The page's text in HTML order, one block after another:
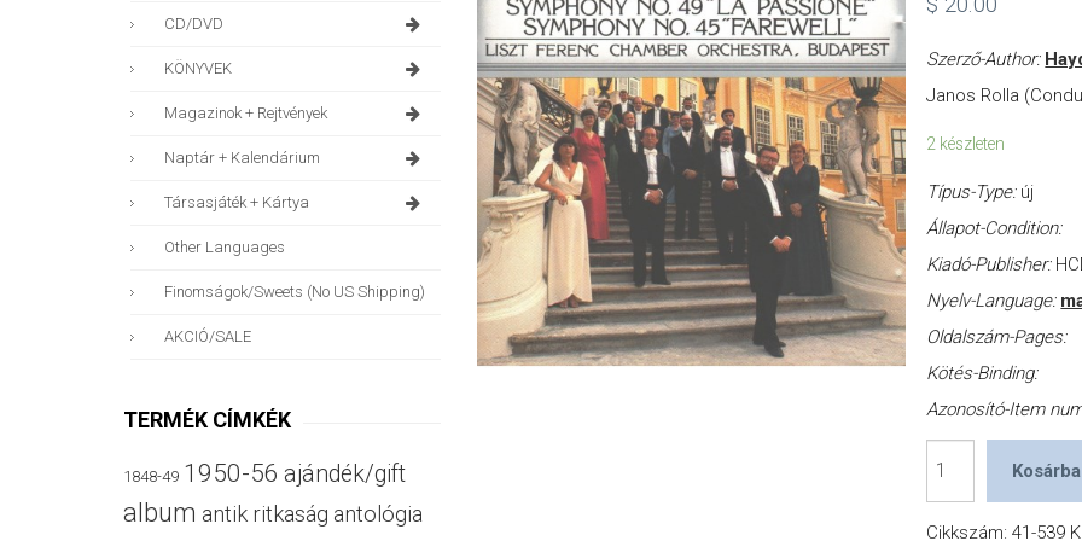
Szerző-Author:
Janos Rolla
2 készleten
Típus-Type: új
Állapot-Condition:
Kiadó-Publisher:
Nyelv-Language:
Oldalszám-Pages:
Kötés-Binding:
Azonosító-Item
''La
Cikkszám:41-539
CD/DVD
KÖNYVEK
Magazinok + Rejtvények
Naptár + Kalendárium
Társasjáték + Kártya
Other Languages
Finomságok/sweets (no US Shipping)
AKCIÓ/SALE
TERMÉK CÍMKÉK
1848-49 1950-56 ajándék/gift
album antik ritkaság antológia